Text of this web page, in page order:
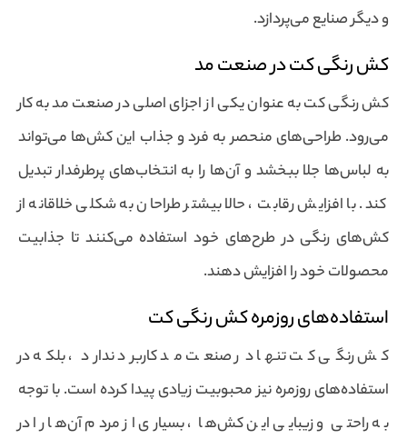
و دیگر صنایع می‌پردازد.
کش رنگی کت در صنعت مد
کش رنگی کت به عنوان یکی از اجزای اصلی در صنعت مد به کار
می‌رود. طراحی‌های منحصر به فرد و جذاب این کش‌ها می‌تواند
به لباس‌ها جلا ببخشد و آن‌ها را به انتخاب‌های پرطرفدار تبدیل
کند. با افزایش رقابت ، حالا بیشتر طراحان به شکلی خلاقانه از
کش‌های رنگی در طرح‌های خود استفاده می‌کنند تا جذابیت
محصولات خود را افزایش دهند.
استفاده‌های روزمره کش رنگی کت
کش رنگی کت تنها در صنعت مد کاربرد ندارد ، بلکه در
استفاده‌های روزمره نیز محبوبیت زیادی پیدا کرده است. با توجه
به راحتی و زیبایی این کش‌ها ، بسیاری از مردم آن‌ها را در